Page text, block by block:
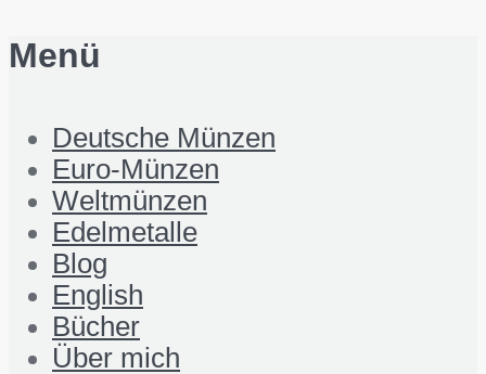
Menü
Deutsche Münzen
Euro-Münzen
Weltmünzen
Edelmetalle
Blog
English
Bücher
Über mich